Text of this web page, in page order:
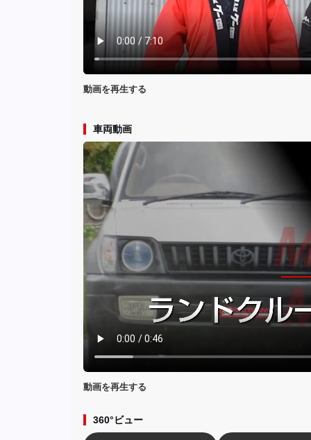
動画を再生する
車両動画
動画を再生する
360°ビュー